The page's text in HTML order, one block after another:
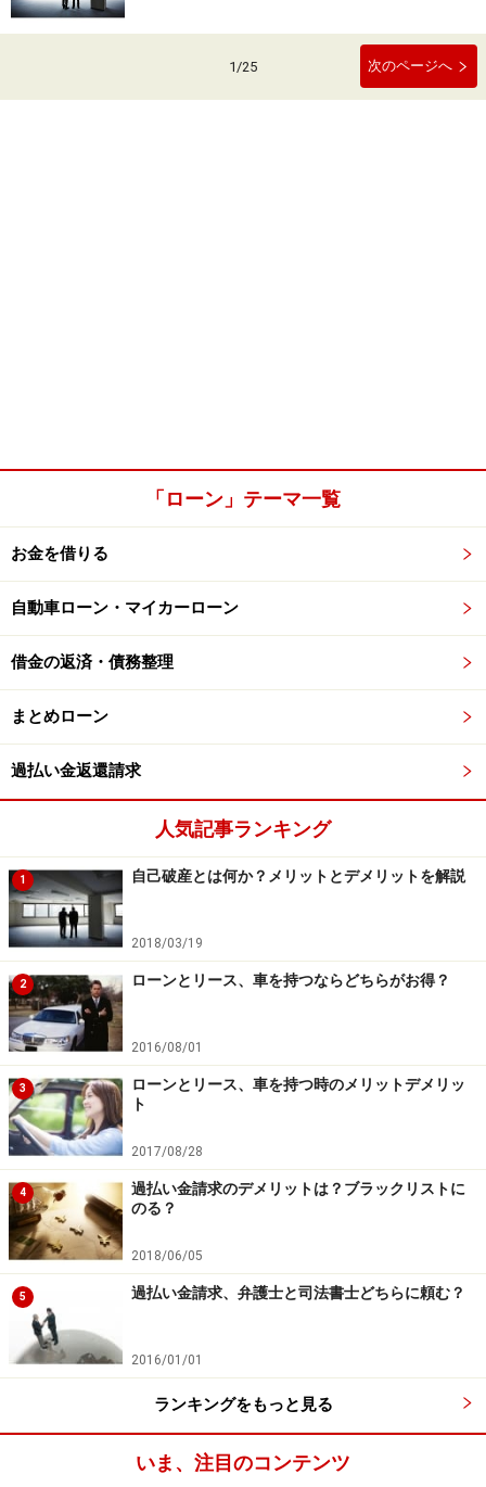
1/25 次のページへ
「ローン」テーマ一覧
お金を借りる
自動車ローン・マイカーローン
借金の返済・債務整理
まとめローン
過払い金返還請求
人気記事ランキング
1 自己破産とは何か？メリットとデメリットを解説
2018/03/19
2 ローンとリース、車を持つならどちらがお得？
2016/08/01
3
ローンとリース、車を持つ時のメリットデメリッ
ト
2017/08/28
4
過払い金請求のデメリットは？ブラックリストに
のる？
2018/06/05
5 過払い金請求、弁護士と司法書士どちらに頼む？
2016/01/01
ランキングをもっと見る
いま、注目のコンテンツ